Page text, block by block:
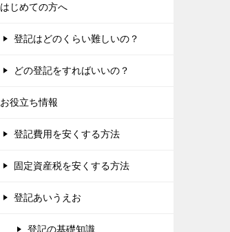
はじめての方へ
登記はどのくらい難しいの？
どの登記をすればいいの？
お役立ち情報
登記費用を安くする方法
固定資産税を安くする方法
登記あいうえお
登記の基礎知識